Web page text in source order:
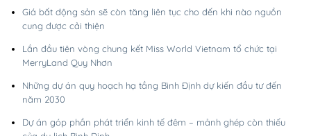
Giá bất động sản sẽ còn tăng liên tục cho đến khi nào nguồn
cung được cải thiện
Lần đầu tiên vòng chung kết Miss World Vietnam tổ chức tại
MerryLand Quy Nhơn
Những dự án quy hoạch hạ tầng Bình Định dự kiến đầu tư đến
năm 2030
Dự án góp phần phát triển kinh tế đêm – mảnh ghép còn thiếu